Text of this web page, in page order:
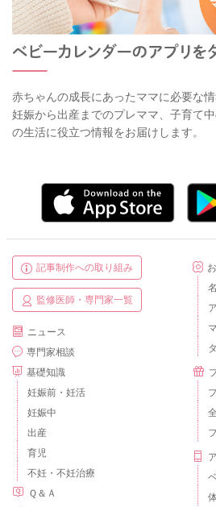
赤ちゃんの成長にあったママに必要な情
妊娠から出産までのプレママ、子育て
の生活に役立つ情報をお届けします。
記事制作への取り組み
監修医師・専門家一覧
ニュース
専門家相談
基礎知識
妊娠前・妊活
妊娠中
出産
育児
不妊・不妊治療
Ｑ＆Ａ